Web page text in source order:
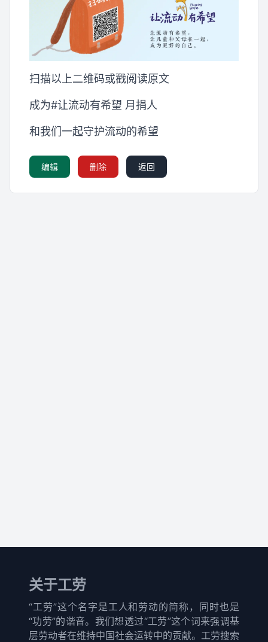
扫描以上二维码或戳阅读原文
成为#让流动有希望 月捐人
和我们一起守护流动的希望
编辑 删除 返回
关于工劳
“工劳”这个名字是工人和劳动的简称，同时也是
“功劳”的谐音。我们想透过“工劳”这个词来强调基
层劳动者在维持中国社会运转中的贡献。工劳搜索